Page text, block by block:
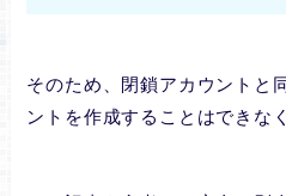
そのため、閉鎖アカウントと
ントを作成することはできな